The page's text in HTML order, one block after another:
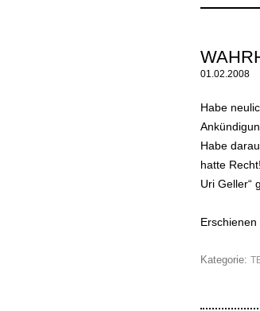
01.02.2008
Habe
Habe
hatte
Uri Geller“
Kategorie: